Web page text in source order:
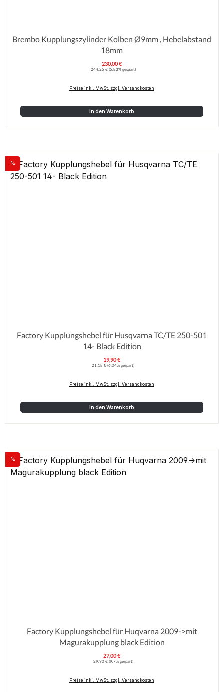
Brembo Kupplungszylinder Kolben Ø9mm , Hebelabstand
18mm
Verkaufspreis:
230,00 €
Regulärer Preis:
244,25 € (5.83% gespart)
Preise inkl. MwSt. zzgl. Versandkosten
In den Warenkorb
Rabatt
%
Factory Kupplungshebel für Husqvarna TC/TE 250-501
14- Black Edition
Verkaufspreis:
19,90 €
Regulärer Preis:
21,18 € (6.04% gespart)
Preise inkl. MwSt. zzgl. Versandkosten
In den Warenkorb
Rabatt
%
Factory Kupplungshebel für Huqvarna 2009->mit
Magurakupplung black Edition
Verkaufspreis:
27,00 €
Regulärer Preis:
29,90 € (9.7% gespart)
Preise inkl. MwSt. zzgl. Versandkosten